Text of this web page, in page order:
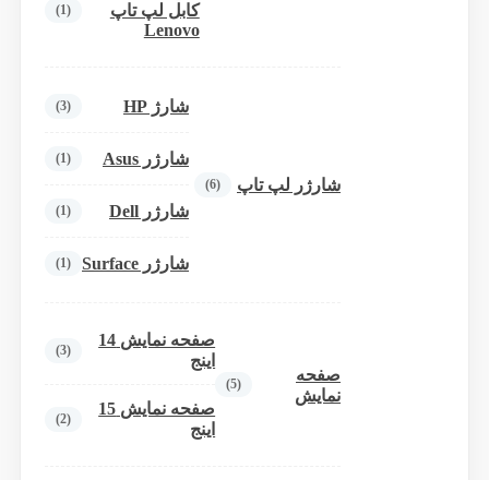
کابل لپ تاپ
Lenovo
(1)
شارژر لپ تاپ (6)
شارژ HP (3)
شارژر Asus (1)
شارژر Dell (1)
شارژر Surface (1)
صفحه
نمایش
(5)
صفحه نمایش 14
اینج
(3)
صفحه نمایش 15
اینج
(2)